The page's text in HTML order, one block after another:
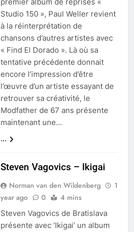
Studio 150 », Paul Weller revient
à la réinterprétation de
chansons d’autres artistes avec
« Find El Dorado ». Là où sa
tentative précédente donnait
encore l’impression d’être
l’œuvre d’un artiste essayant de
retrouver sa créativité, le
Modfather de 67 ans présente
maintenant une…
...
Steven Vagovics – Ikigai
Norman van den Wildenberg
1
year ago
0 4 mins
Steven Vagovics de Bratislava
présente avec ‘Ikigai’ un album